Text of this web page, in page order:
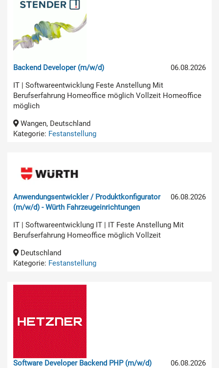
06.08.2026
Backend Developer (m/w/d)
IT | Softwareentwicklung Feste Anstellung Mit
Berufserfahrung Homeoffice möglich Vollzeit Homeoffice
möglich
Wangen, Deutschland
Kategorie: Festanstellung
06.08.2026
Anwendungsentwickler / Produktkonfigurator
(m/w/d) - Würth Fahrzeugeinrichtungen
IT | Softwareentwicklung IT | IT Feste Anstellung Mit
Berufserfahrung Homeoffice möglich Vollzeit
Deutschland
Kategorie: Festanstellung
06.08.2026
Software Developer Backend PHP (m/w/d)